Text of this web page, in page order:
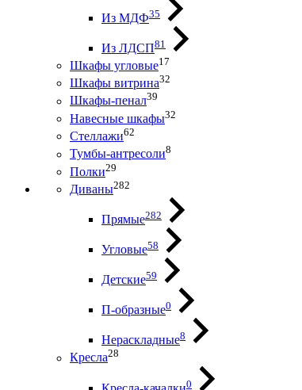
Из МДФ35
Из ЛДСП81
Шкафы угловые17
Шкафы витрина32
Шкафы-пенал39
Навесные шкафы32
Стеллажи62
Тумбы-антресоли8
Полки29
Диваны282
Прямые282
Угловые58
Детские59
П-образные0
Нераскладные8
Кресла28
0